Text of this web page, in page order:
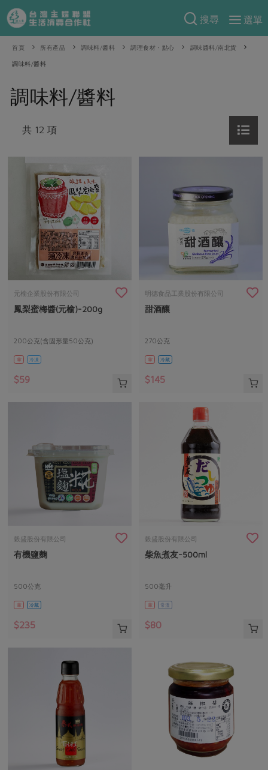
搜尋
選單
產品分類
當季蔬果
一籃菜
辛香料類
奶蛋豆・五穀
豆製品
肉品・水產
畜產肉類
水畜加工品
美妝保養
家庭清潔
日用品
最新產品
素食專區
食譜料理
食材
米食
肉食
常備菜
蛋料理
料理方式
烘焙．點心
醬料
湯品．鍋物
漬物
涼拌沙拉
主題食譜
異國料理
年菜食譜
節慶大餐
特別企畫
預購活動
把最好的台灣味帶回家！
防災用品預購圓滿結束
2026年端午節預購圓滿結束
更多預購活動
當季產品
合作25-經典快閃最後一週
合作25-精選產品第四彈
2024農業發展計畫年度報告
更多議題活動
綠主張
觀點文章
主婦食堂 一籃菜真心話
社內大小事
產品故事
樂齡生活
關注議題
廢核運動 能源議題
生活者e週報
綠主張月刊
關於合作社
認識合作社
關於我們
合作社組織
員工與求才
產品檢驗
檢驗報告
社務專區
選舉專區
媒體報導
下載專區
地區活動
社務會議 地區活動
重要公告
首頁 所有產品 調味料/醬料 調理食材・點心 調味醬料/南北貨
調味料/醬料
調味料/醬料
共 12 項
元榆企業股份有限公司
鳳梨蜜梅醬(元榆)-200g
200公克(含固形量50公克)
葷 冷凍
$59
明德食品工業股份有限公司
甜酒釀
270公克
葷 冷藏
$145
穀盛股份有限公司
有機鹽麴
500公克
葷 冷藏
$235
穀盛股份有限公司
柴魚煮友-500ml
500毫升
葷 常溫
$80